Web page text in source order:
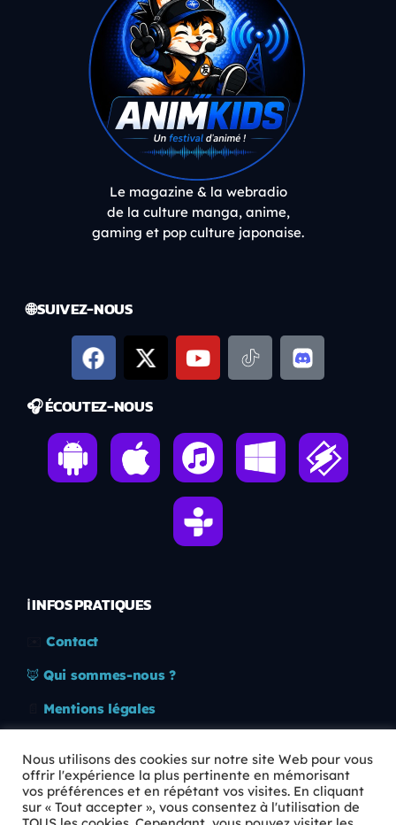
Le magazine & la webradio
de la culture manga, anime,
gaming et pop culture japonaise.
🌐 SUIVEZ-NOUS
🎧 ÉCOUTEZ-NOUS
ℹ️ INFOS PRATIQUES
Contact
🦊 Qui sommes-nous ?
Mentions légales
🛡️ RGPD
Copyright © 2026 Animkids. Tous droits réservés.
Nous utilisons des cookies sur notre site Web pour vous
offrir l'expérience la plus pertinente en mémorisant
vos préférences et en répétant vos visites. En cliquant
sur « Tout accepter », vous consentez à l'utilisation de